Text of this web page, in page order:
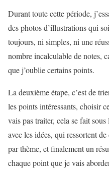
Durant toute cette période,
des photos d’illustrations qui
toujours, ni simples, ni une
nombre incalculable de notes,
que j’oublie certains points.
La deuxième étape, c’est de
les points intéressants, choisir
vais pas traiter, cela se fait
avec les idées, qui ressortent
par thème, et finalement un
chaque point que je vais